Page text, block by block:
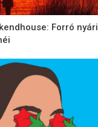
Forró nyári